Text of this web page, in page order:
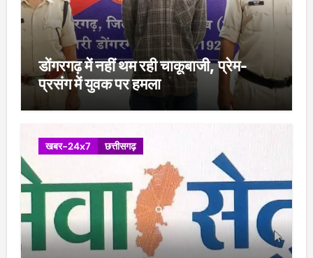
डोंगरगढ़ में नहीं थम रही चाकूबाजी, प्रेम-
प्रसंग में युवक पर हमला
खबर-24x7 छत्तीसगढ़